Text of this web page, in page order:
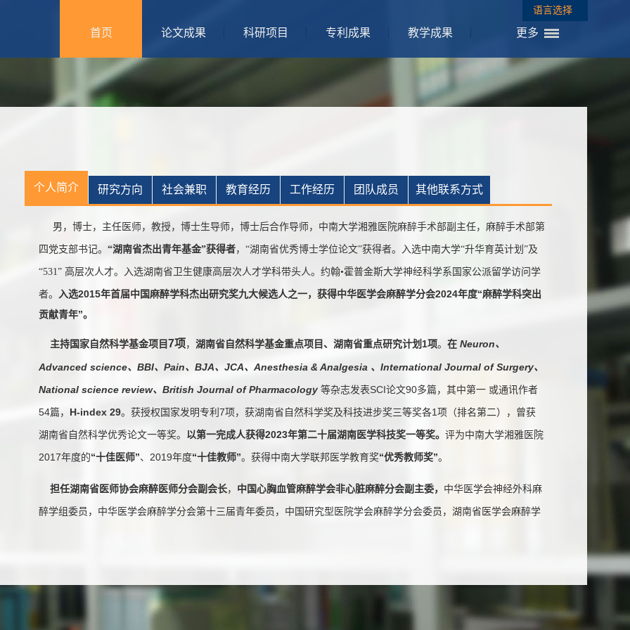
语言选择
首页 论文成果 科研项目 专利成果 教学成果 更多
个人简介 研究方向 社会兼职 教育经历 工作经历 团队成员 其他联系方式
男，博士，主任医师，教授，博士生导师，博士后合作导师，中南大学湘雅医院麻醉手术部副主任，麻醉手术部第
四党支部书记。 “湖南省杰出青年基金”获得者，“湖南省优秀博士学位论文”获得者。入选中南大学“升华育英计划”及
“531” 高层次人才。入选湖南省卫生健康高层次人才学科带头人。约翰•霍普金斯大学神经科学系国家公派留学访问学
者。
入选2015年首届中国麻醉学科杰出研究奖九大候选人之一，获得中华医学会麻醉学分会2024年度“麻醉学科突出
贡献青年”。
主持国家自然科学基金项目7项， 湖南省自然科学基金重点项目、 湖南省重点研究计划1项。 在 Neuron、
Advanced science、 BBI、Pain、BJA、JCA、Anesthesia & Analgesia 、International Journal of Surgery、
National science review、British Journal of Pharmacology 等杂志发表SCI论文90多篇，其中第一 或通讯作者
54篇， H-index 29。获授权国家发明专利7项，获湖南省自然科学奖及科技进步奖三等奖各1项（排名第二），曾获
湖南省自然科学优秀论文一等奖。 以第一完成人获得2023年第二十届湖南医学科技奖一等奖。 评为中南大学湘雅医院
2017年度的“十佳医师”、2019年度“十佳教师”。获得中南大学联邦医学教育奖“优秀教师奖”。
担任湖南省医师协会麻醉医师分会副会长， 中国心胸血管麻醉学会非心脏麻醉分会副主委， 中华医学会神经外科麻
醉学组委员，中华医学会麻醉学分会第十三届青年委员，中国研究型医院学会麻醉学分会委员，湖南省医学会麻醉学
Xing M, Liang S, Cao W, Guo Q, . Annexin A3 Represses Endothelial Permeability and